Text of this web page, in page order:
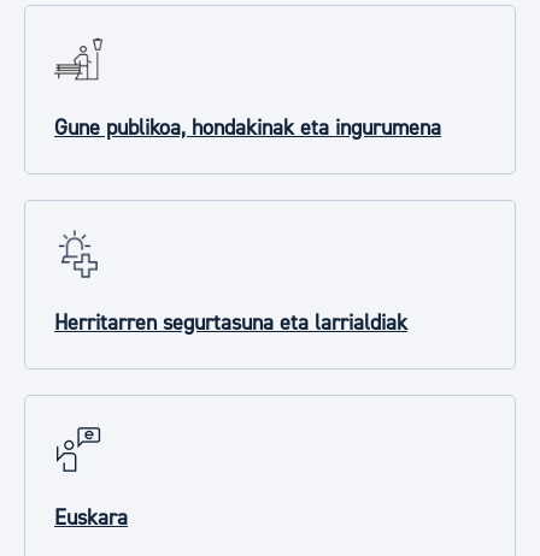
Gune publikoa, hondakinak eta ingurumena
Herritarren segurtasuna eta larrialdiak
Euskara